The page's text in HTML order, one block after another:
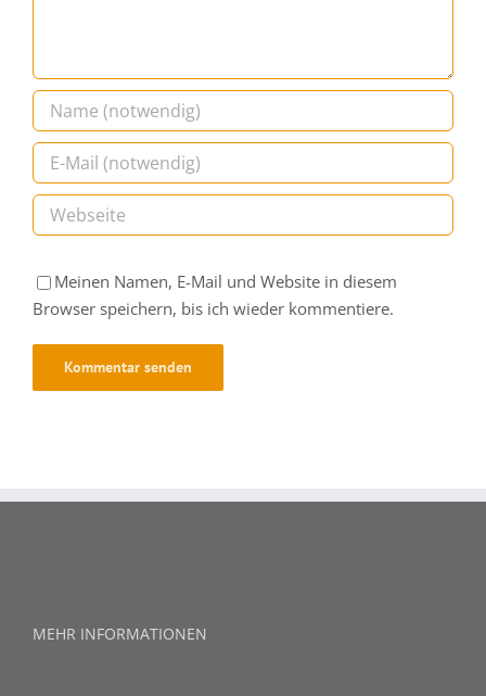
Meinen Namen, E-Mail und Website in diesem
Browser speichern, bis ich wieder kommentiere.
MEHR INFORMATIONEN